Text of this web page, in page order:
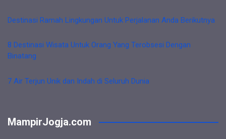
Destinasi Ramah Lingkungan Untuk Perjalanan Anda Berikutnya
8 Destinasi Wisata Untuk Orang Yang Terobsesi Dengan
Binatang
7 Air Terjun Unik dan Indah di Seluruh Dunia
MampirJogja.com